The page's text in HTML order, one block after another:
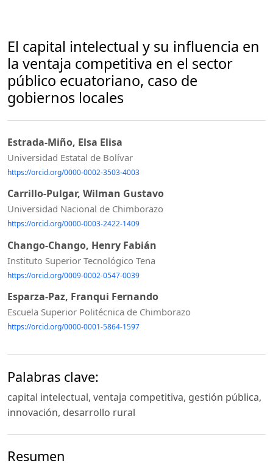
El capital intelectual y su influencia en
la ventaja competitiva en el sector
público ecuatoriano, caso de
gobiernos locales
Estrada-Miño, Elsa Elisa
Universidad Estatal de Bolívar
https://orcid.org/0000-0002-3503-4003
Carrillo-Pulgar, Wilman Gustavo
Universidad Nacional de Chimborazo
https://orcid.org/0000-0003-2422-1409
Chango-Chango, Henry Fabián
Instituto Superior Tecnológico Tena
https://orcid.org/0009-0002-0547-0039
Esparza-Paz, Franqui Fernando
Escuela Superior Politécnica de Chimborazo
https://orcid.org/0000-0001-5864-1597
Palabras clave:
capital intelectual, ventaja competitiva, gestión pública,
innovación, desarrollo rural
Resumen